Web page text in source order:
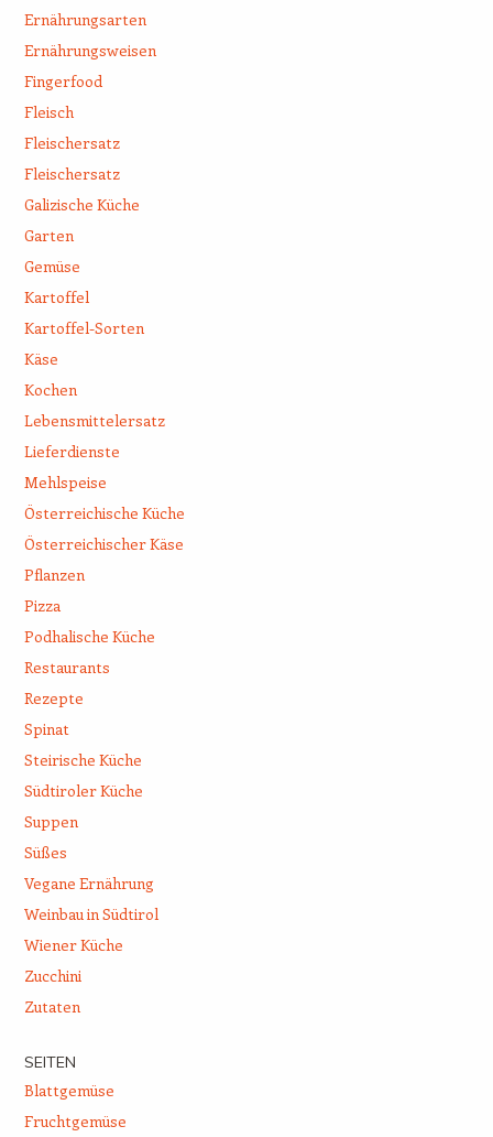
Ernährungsarten
Ernährungsweisen
Fingerfood
Fleisch
Fleischersatz
Fleischersatz
Galizische Küche
Garten
Gemüse
Kartoffel
Kartoffel-Sorten
Käse
Kochen
Lebensmittelersatz
Lieferdienste
Mehlspeise
Österreichische Küche
Österreichischer Käse
Pflanzen
Pizza
Podhalische Küche
Restaurants
Rezepte
Spinat
Steirische Küche
Südtiroler Küche
Suppen
Süßes
Vegane Ernährung
Weinbau in Südtirol
Wiener Küche
Zucchini
Zutaten
SEITEN
Blattgemüse
Fruchtgemüse